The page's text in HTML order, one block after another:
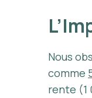
Nous
comme
rente (1